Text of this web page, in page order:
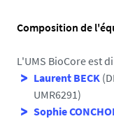
Composition de
L'UMS BioCore est
Laurent BECK
UMR6291)
Sophie